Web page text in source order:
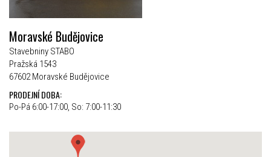
Moravské Budějovice
Stavebniny STABO
Pražská 1543
67602 Moravské Budějovice
PRODEJNÍ DOBA:
Po-Pá 6:00-17:00, So: 7:00-11:30